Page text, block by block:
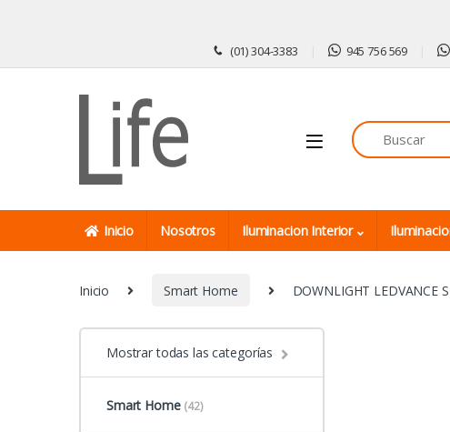
(01) 304-3383 945 756 569
Inicio Nosotros Iluminacion Interior
Inicio Smart Home DOWNLIGHT LEDVANCE
Mostrar todas las categorías
Smart Home (42)